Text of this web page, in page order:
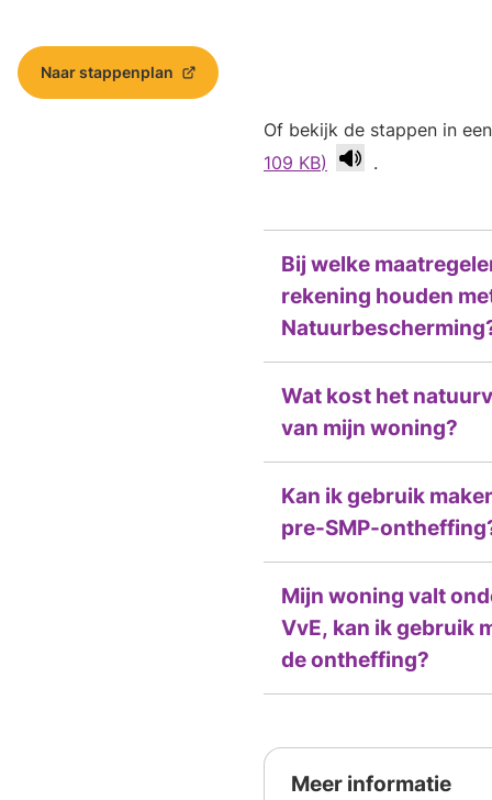
Naar stappenplan
(Verwijst
Of bekijk de stappen in
109 KB) .
Bij welke
rekening houden
Wat kost het
van mijn woning?
Kan ik gebruik
pre-SMP-
Mijn woning valt
VvE, kan ik gebruik
de ontheffing?
Meer informatie